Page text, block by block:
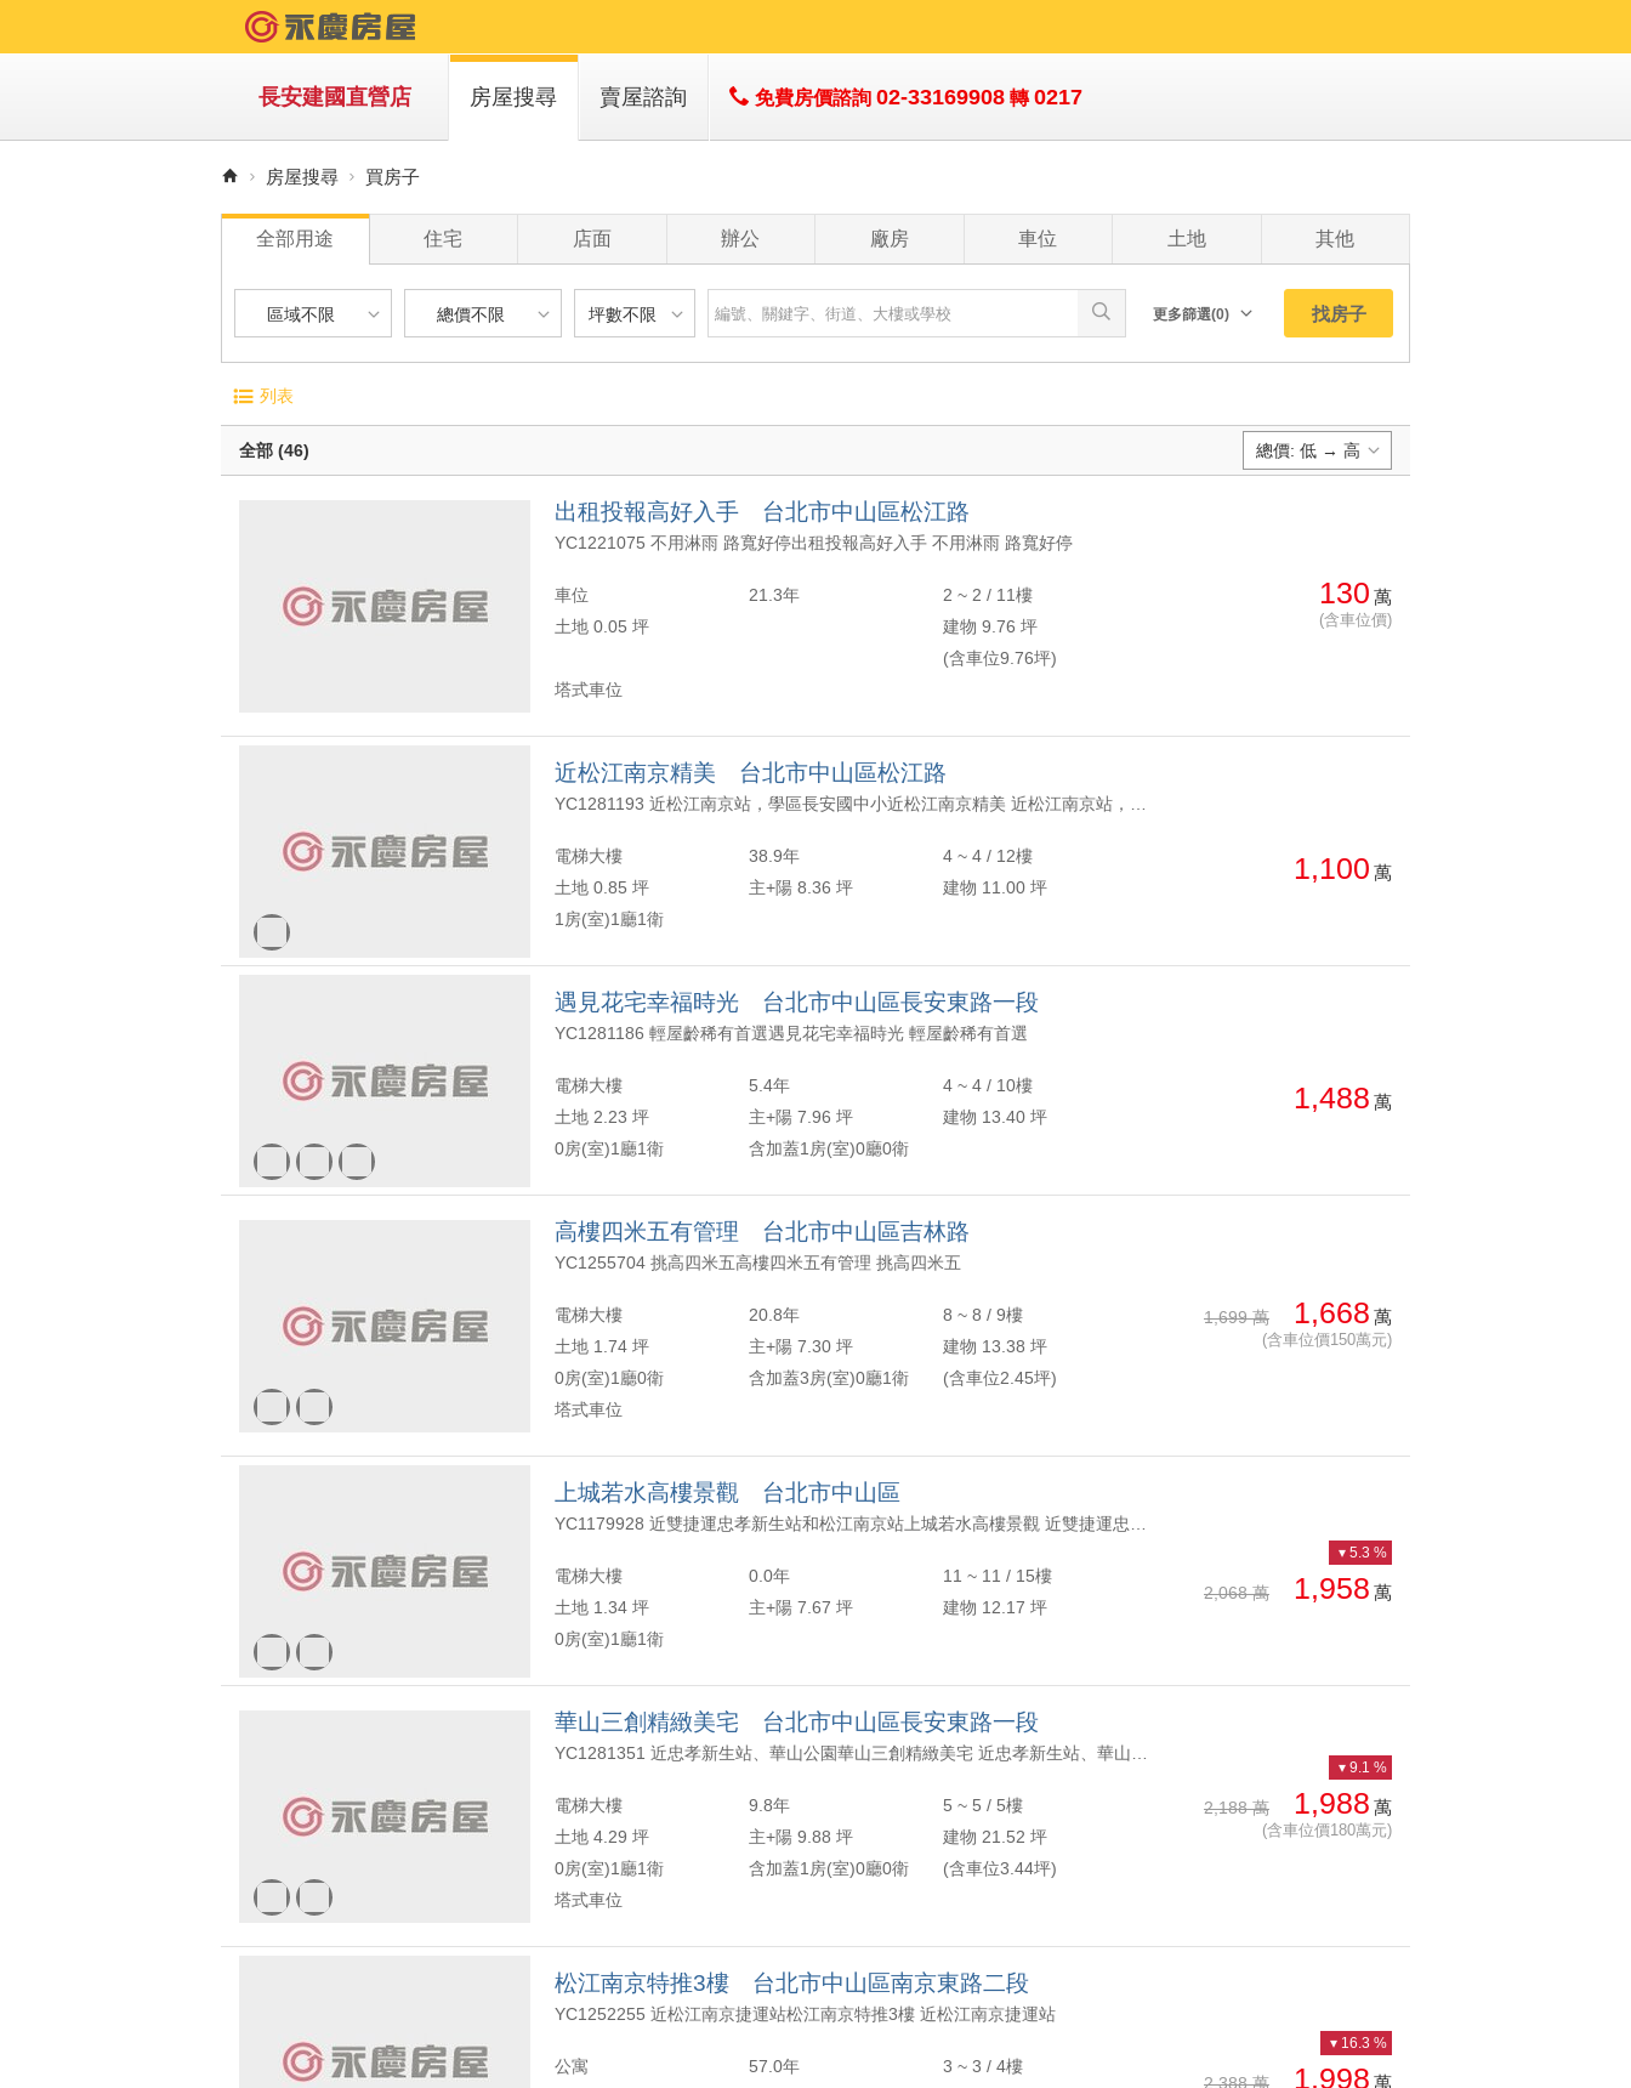
長安建國直營店 房屋搜尋 賣屋諮詢 免費房價諮詢 02-33169908 轉0217
房屋搜尋 買房子
全部用途 住宅 店面 辦公 廠房 車位 土地 其他
區域不限
台北市-中山區
台北市-大安區
台北市-松山區
總價不限
900 萬以下
900 萬 - 1200 萬
1200 萬 - 1500 萬
2500 萬 - 4000 萬
- 萬
坪數不限
坪數不限
20 坪以下
20 坪 - 30 坪
40 坪 - 50 坪
- 坪
更多篩選(0) 找房子
電梯大廈
無電梯公寓
透天別墅
有無障礙空間
5 年 - 10 年
10 年 - 20 年
20 年 - 30 年
年
2 - 6 樓
7 - 12 樓
13 樓以上
3 房
4 房
5 房以上
-
東
列表
全部 (46) 總價: 低 → 高
每坪單價: 低 → 高
出租投報高好入手 台北市中山區松江路
YC1221075 不用淋雨 路寬好停出租投報高好入手 不用淋雨 路寬好停
車位 21.3年
2 ~ 2 / 11樓
土地 0.05 坪
建物 9.76 坪
(含車位9.76坪)
塔式車位
130 萬
(含車位價)
近松江南京精美 台北市中山區松江路
電梯大樓 38.9年
4 ~ 4 / 12樓
土地 0.85 坪
主+陽 8.36 坪
建物 11.00 坪
1房(室)1廳1衛
1,100 萬
遇見花宅幸福時光 台北市中山區長安東路一段
YC1281186 輕屋齡稀有首選遇見花宅幸福時光 輕屋齡稀有首選
電梯大樓 5.4年
4 ~ 4 / 10樓
土地 2.23 坪
主+陽 7.96 坪
建物 13.40 坪
0房(室)1廳1衛
含加蓋1房(室)0廳0衛
1,488 萬
高樓四米五有管理 台北市中山區吉林路
YC1255704 挑高四米五高樓四米五有管理 挑高四米五
電梯大樓 20.8年
8 ~ 8 / 9樓
土地 1.74 坪
主+陽 7.30 坪
建物 13.38 坪
0房(室)1廳0衛
含加蓋3房(室)0廳1衛
(含車位2.45坪)
塔式車位
1,699 萬 1,668 萬
(含車位價150萬元)
上城若水高樓景觀 台北市中山區
電梯大樓 0.0年
11 ~ 11 / 15樓
土地 1.34 坪
主+陽 7.67 坪
建物 12.17 坪
0房(室)1廳1衛
2,068 萬 1,958 萬
5.3 %
華山三創精緻美宅 台北市中山區長安東路一段
電梯大樓 9.8年
5 ~ 5 / 5樓
土地 4.29 坪
主+陽 9.88 坪
建物 21.52 坪
0房(室)1廳1衛
含加蓋1房(室)0廳0衛
(含車位3.44坪)
塔式車位
2,188 萬 1,988 萬
(含車位價180萬元)
9.1 %
松江南京特推3樓 台北市中山區南京東路二段
YC1252255 近松江南京捷運站松江南京特推3樓 近松江南京捷運站
公寓 57.0年
3 ~ 3 / 4樓
2,388 萬 1,998 萬
16.3 %